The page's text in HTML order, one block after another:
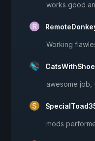
works good
Working
awesome job,
mods